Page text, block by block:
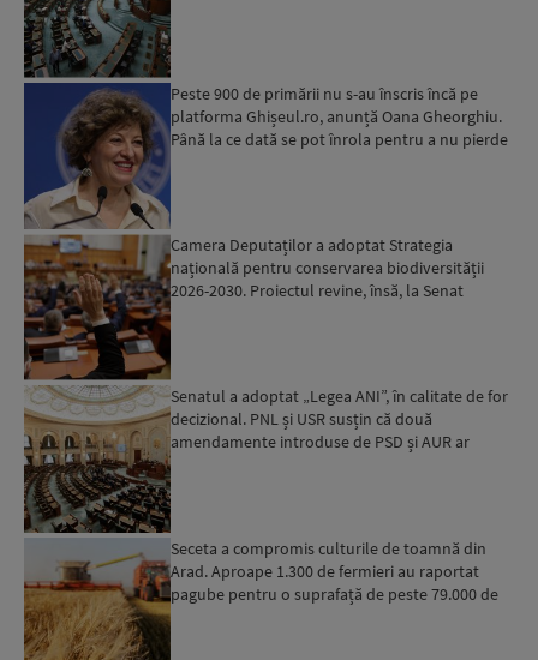
Peste 900 de primării nu s-au înscris încă pe
platforma Ghișeul.ro, anunță Oana Gheorghiu.
Până la ce dată se pot înrola pentru a nu pierde
Camera Deputaților a adoptat Strategia
națională pentru conservarea biodiversității
2026-2030. Proiectul revine, însă, la Senat
Senatul a adoptat „Legea ANI”, în calitate de for
decizional. PNL și USR susțin că două
amendamente introduse de PSD și AUR ar
Seceta a compromis culturile de toamnă din
Arad. Aproape 1.300 de fermieri au raportat
pagube pentru o suprafață de peste 79.000 de